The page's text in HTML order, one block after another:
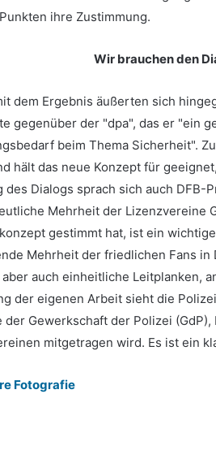
ihre Zustimmung.
Wir brauchen den
dem Ergebnis äußerten sich
gegenüber der "dpa", das er "ein
beim Thema Sicherheit".
hält das neue Konzept für
des Dialogs sprach sich auch
Mehrheit der Lizenzvereine
gestimmt hat, ist ein
Mehrheit der friedlichen Fans
auch einheitliche Leitplanken,
der eigenen Arbeit sieht die
der Gewerkschaft der Polizei
mitgetragen wird. Es ist ein
Fotografie